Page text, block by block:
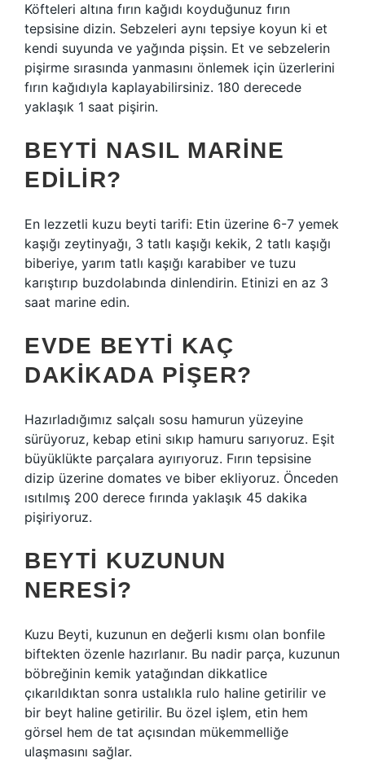
Köfteleri altına fırın kağıdı koyduğunuz fırın
tepsisine dizin. Sebzeleri aynı tepsiye koyun ki et
kendi suyunda ve yağında pişsin. Et ve sebzelerin
pişirme sırasında yanmasını önlemek için üzerlerini
fırın kağıdıyla kaplayabilirsiniz. 180 derecede
yaklaşık 1 saat pişirin.
BEYTI NASIL MARINE
EDILIR?
En lezzetli kuzu beyti tarifi: Etin üzerine 6-7 yemek
kaşığı zeytinyağı, 3 tatlı kaşığı kekik, 2 tatlı kaşığı
biberiye, yarım tatlı kaşığı karabiber ve tuzu
karıştırıp buzdolabında dinlendirin. Etinizi en az 3
saat marine edin.
EVDE BEYTI KAÇ
DAKIKADA PIŞER?
Hazırladığımız salçalı sosu hamurun yüzeyine
sürüyoruz, kebap etini sıkıp hamuru sarıyoruz. Eşit
büyüklükte parçalara ayırıyoruz. Fırın tepsisine
dizip üzerine domates ve biber ekliyoruz. Önceden
ısıtılmış 200 derece fırında yaklaşık 45 dakika
pişiriyoruz.
BEYTI KUZUNUN
NERESI?
Kuzu Beyti, kuzunun en değerli kısmı olan bonfile
biftekten özenle hazırlanır. Bu nadir parça, kuzunun
böbreğinin kemik yatağından dikkatlice
çıkarıldıktan sonra ustalıkla rulo haline getirilir ve
bir beyt haline getirilir. Bu özel işlem, etin hem
görsel hem de tat açısından mükemmelliğe
ulaşmasını sağlar.